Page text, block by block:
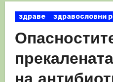
здраве здравословни